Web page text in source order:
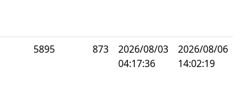
5895 873
2026/08/03
04:17:36
2026/08/06
14:02:19